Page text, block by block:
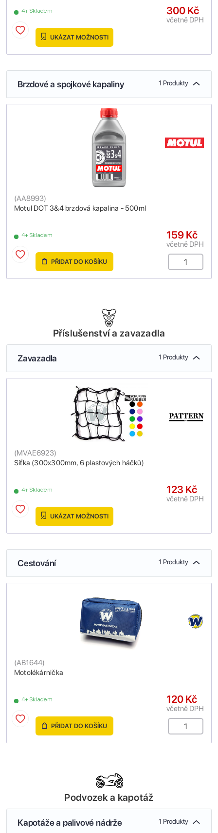
4+ Skladem 300 Kč
včetně DPH
UKÁZAT MOŽNOSTI
Brzdové a spojkové kapaliny 1 Produkty
Motul DOT 3&4 brzdová kapalina - 500ml
(AA8993)
4+ Skladem 159 Kč
včetně DPH
PŘIDAT DO KOŠÍKU
Příslušenství a zavazadla
Zavazadla 1 Produkty
Síťka (300x300mm, 6 plastových háčků)
(MVAE6923)
4+ Skladem 123 Kč
včetně DPH
UKÁZAT MOŽNOSTI
Cestování 1 Produkty
Motolékárnička
(AB1644)
4+ Skladem 120 Kč
včetně DPH
PŘIDAT DO KOŠÍKU
Podvozek a kapotáž
Kapotáže a palivové nádrže 1 Produkty